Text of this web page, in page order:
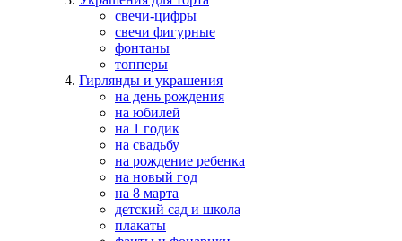
свечи-цифры
свечи фигурные
фонтаны
топперы
Гирлянды и украшения
на день рождения
на юбилей
на 1 годик
на свадьбу
на рождение ребенка
на новый год
на 8 марта
детский сад и школа
плакаты